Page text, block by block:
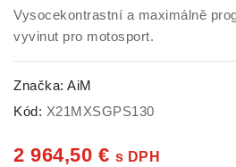
Vysocekontrastní a maximálně
vyvinut pro motosport.
Značka: AiM
Kód: X21MXSGPS130
2 964,50 € s DPH